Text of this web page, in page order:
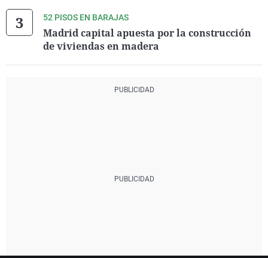
52 PISOS EN BARAJAS
Madrid capital apuesta por la construcción
de viviendas en madera